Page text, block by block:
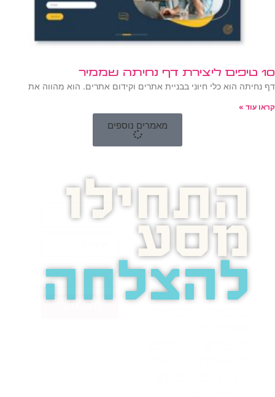
10 טיפים ליצירת דף נחיתה שממיר
דף נחיתה הוא כלי חיוני בבניית אתרים וקידום אתרים. הוא מהווה את
קראו עוד »
מאמרים נוספים
התחילו
מסע
להצלחה
בואו נדבר